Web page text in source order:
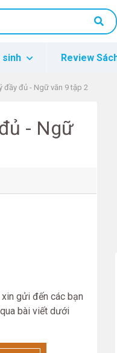
sinh Review
đầy đủ - Ngữ văn 9 tập 2
- Ngữ
gửi đến các bạn
bài viết dưới